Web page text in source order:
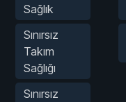
Sağlık
Sınırsız
Takım
Sağlığı
Sınırsız